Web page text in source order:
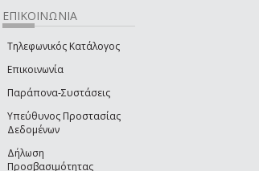
ΕΠΙΚΟΙΝΩΝΙΑ
Τηλεφωνικός Κατάλογος
Επικοινωνία
Παράπονα-Συστάσεις
Υπεύθυνος Προστασίας
Δεδομένων
Δήλωση
Προσβασιμότητας